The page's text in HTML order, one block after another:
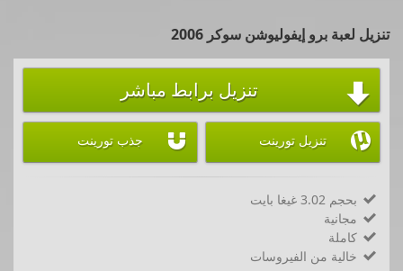
تنزيل لعبة برو إيفوليوشن سوكر 2006
 تنزيل برابط مباشر
 تنزيل تورينت  جذب تورينت
 بحجم 3.02 غيغا بايت
 مجانية
 كاملة
 خالية من الفيروسات